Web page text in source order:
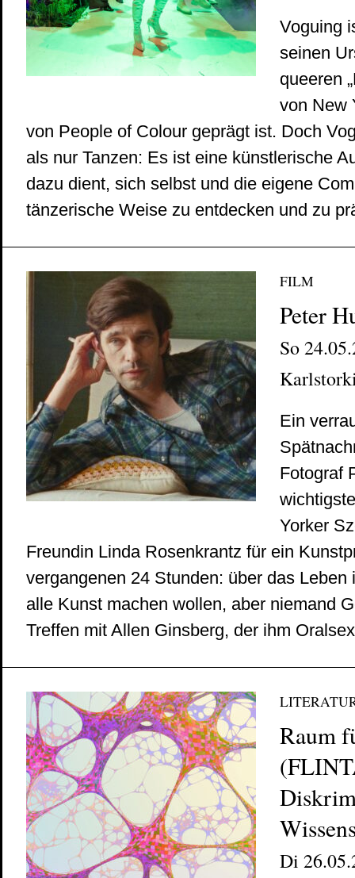
Voguing
seinen
queeren
von New
von People of Colour geprägt ist. Doch
als nur Tanzen: Es ist eine künstlerische
dazu dient, sich selbst und die eigene
tänzerische Weise zu entdecken und zu
FILM
Peter
So
Ein
Fotograf
Yorker
Freundin Linda Rosenkrantz für ein
vergangenen 24 Stunden: über das Leben
alle Kunst machen wollen, aber niemand
Treffen mit Allen Ginsberg, der ihm
Raum
Di